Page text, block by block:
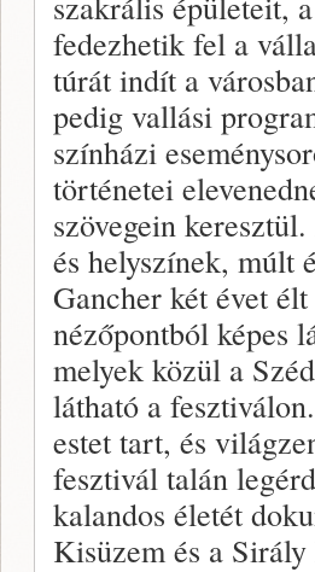
fedezhetik fel a
túrát indít a
pedig vallási
színházi
történetei
szövegein
és helyszínek, múlt
Gancher két évet
nézőpontból képes
melyek közül a
látható a
estet tart, és
fesztivál talán
kalandos életét
Kisüzem és a Sirály